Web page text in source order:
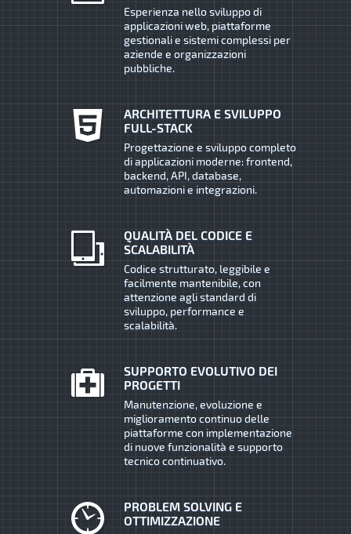
Esperienza nello sviluppo di
applicazioni web, piattaforme
gestionali e sistemi complessi per
aziende e organizzazioni
pubbliche.
ARCHITETTURA E SVILUPPO
FULL-STACK
Progettazione e sviluppo completo
di applicazioni moderne: frontend,
backend, API, database,
automazioni e integrazioni.
QUALITÀ DEL CODICE E
SCALABILITÀ
Codice strutturato, leggibile e
facilmente mantenibile, con
attenzione agli standard di
sviluppo, performance e
scalabilità.
SUPPORTO EVOLUTIVO DEI
PROGETTI
Manutenzione, evoluzione e
miglioramento continuo delle
piattaforme con implementazione
di nuove funzionalità e supporto
tecnico continuativo.
PROBLEM SOLVING E
OTTIMIZZAZIONE